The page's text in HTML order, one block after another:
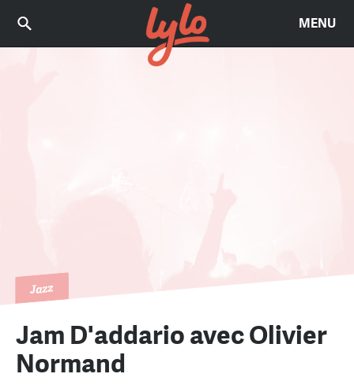
MENU
Jazz
Jam D'addario avec Olivier
Normand